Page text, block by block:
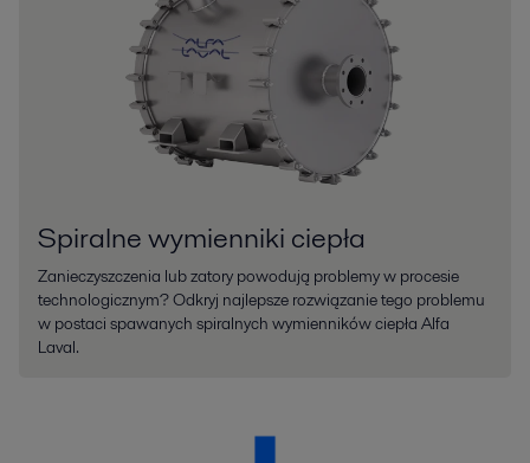
Spiralne wymienniki ciepła
Zanieczyszczenia lub zatory powodują problemy w procesie
technologicznym? Odkryj najlepsze rozwiązanie tego problemu
w postaci spawanych spiralnych wymienników ciepła Alfa
Laval.